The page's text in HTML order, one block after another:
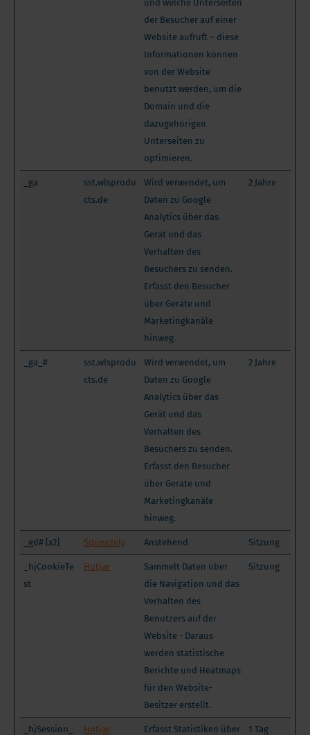
und welche Unterseiten
der Besucher auf einer
Website aufruft – diese
Informationen können
von der Website
benutzt werden, um die
Domain und die
dazugehörigen
Unterseiten zu
optimieren.
_ga
sst.wlsprodu
cts.de
Wird verwendet, um
Daten zu Google
Analytics über das
Gerät und das
Verhalten des
Besuchers zu senden.
Erfasst den Besucher
über Geräte und
Marketingkanäle
hinweg.
2 Jahre
_ga_#
sst.wlsprodu
cts.de
Wird verwendet, um
Daten zu Google
Analytics über das
Gerät und das
Verhalten des
Besuchers zu senden.
Erfasst den Besucher
über Geräte und
Marketingkanäle
hinweg.
2 Jahre
_gd# [x2] Squeezely Anstehend Sitzung
_hjCookieTe
st
Hotjar
Sammelt Daten über
die Navigation und das
Verhalten des
Benutzers auf der
Website - Daraus
werden statistische
Berichte und Heatmaps
für den Website-
Besitzer erstellt.
Sitzung
_hjSession_
Hotjar
Erfasst Statistiken über
1 Tag